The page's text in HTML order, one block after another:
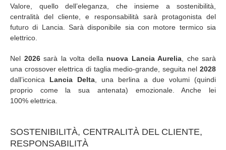
Valore, quello dell’eleganza, che insieme a sostenibilità,
centralità del cliente, e responsabilità sarà protagonista del
futuro di Lancia. Sarà disponibile sia con motore termico sia
elettrico.
Nel 2026sarà la volta della nuova Lancia Aurelia , che sarà
una crossover elettrica di taglia medio-grande, seguita nel 2028
dall’iconica Lancia Delta, una berlina a due volumi (quindi
proprio come la sua antenata) emozionale. Anche lei
100% elettrica.
SOSTENIBILITÀ, CENTRALITÀ DEL CLIENTE,
RESPONSABILITÀ